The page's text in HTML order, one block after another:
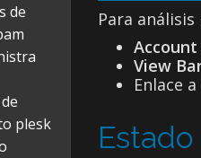
Para
View
Enlace a
de
plesk